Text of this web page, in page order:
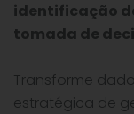
identificação
tomada de
Transforme
estratégica de